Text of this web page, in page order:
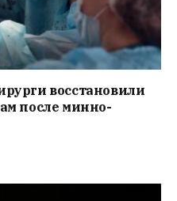
восстановили
после минно-